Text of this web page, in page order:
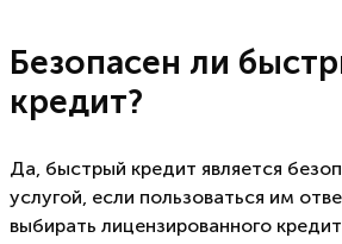
Безопасен ли
кредит?
Да, быстрый кредит является
услугой, если пользоваться им
выбирать лицензированного